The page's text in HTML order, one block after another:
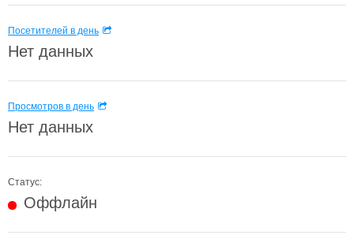
Посетителей в день
Нет данных
Просмотров в день
Нет данных
Статус:
Оффлайн